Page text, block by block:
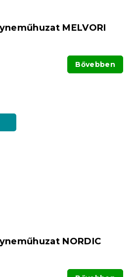
MELVORI
Bővebben
NORDIC